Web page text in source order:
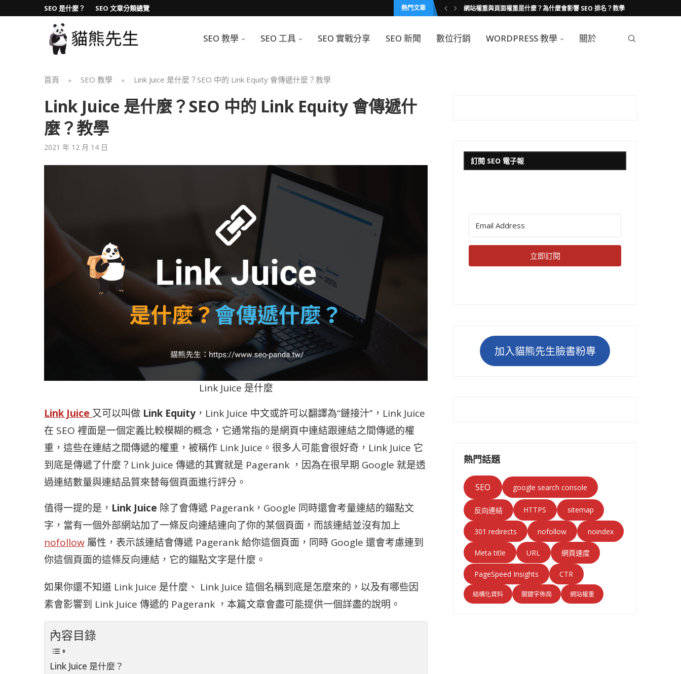
SEO 是什麼？ SEO 文章分類總覽 熱門文章 網站權重與頁面權重是什麼？為什麼會影響 SEO 排名？教學
SEO 教學 SEO 工具 SEO 實戰分享 SEO 新聞 數位行銷 WORDPRESS 教學 關於
首頁 » SEO 教學 » Link Juice 是什麼？SEO 中的 Link Equity 會傳遞什麼？教學
Link Juice 是什麼？SEO 中的 Link Equity 會傳遞什
麼？教學
2021 年 12 月 14 日
Link Juice 是什麼
Link Juice 又可以叫做 Link Equity ，Link Juice 中文或許可以翻譯為“鏈接汁”，Link Juice
在 SEO 裡面是一個定義比較模糊的概念，它通常指的是網頁中連結跟連結之間傳遞的權
重，這些在連結之間傳遞的權重，被稱作 Link Juice。很多人可能會很好奇，Link Juice 它
到底是傳遞了什麼？Link Juice 傳遞的其實就是 Pagerank ，因為在很早期 Google 就是透
過連結數量與連結品質來替每個頁面進行評分。
值得一提的是， Link Juice 除了會傳遞 Pagerank，Google 同時還會考量連結的錨點文
字，當有一個外部網站加了一條反向連結連向了你的某個頁面，而該連結並沒有加上
nofollow 屬性，表示該連結會傳遞 Pagerank 給你這個頁面，同時 Google 還會考慮連到
你這個頁面的這條反向連結，它的錨點文字是什麼。
如果你還不知道 Link Juice 是什麼、 Link Juice 這個名稱到底是怎麼來的，以及有哪些因
素會影響到 Link Juice 傳遞的 Pagerank ，本篇文章會盡可能提供一個詳盡的說明。
內容目錄
Link Juice 是什麼？
訂閱 SEO 電子報
立即訂閱
加入貓熊先生臉書粉專
熱門話題
SEO google search console
反向連結 HTTPS sitemap
301 redirects nofollow noindex
Meta title URL 網頁速度
PageSpeed Insights CTR
結構化資料 關鍵字佈局 網站權重